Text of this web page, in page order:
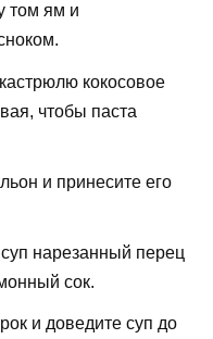
том ям и
кокосовое
чтобы паста
и принесите его
нарезанный перец
сок.
и доведите суп до